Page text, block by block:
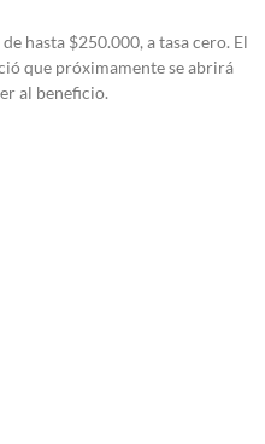
hasta $250.000, a tasa cero. El
que próximamente se abrirá
al beneficio.